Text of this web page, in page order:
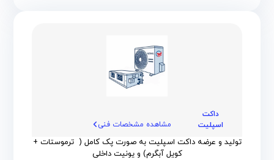
داکت
اسپلیت
مشاهده مشخصات فنی
تولید و عرضه داکت اسپلیت به صورت پک کامل ( ترموستات +
کویل آبگرم) و یونیت داخلی